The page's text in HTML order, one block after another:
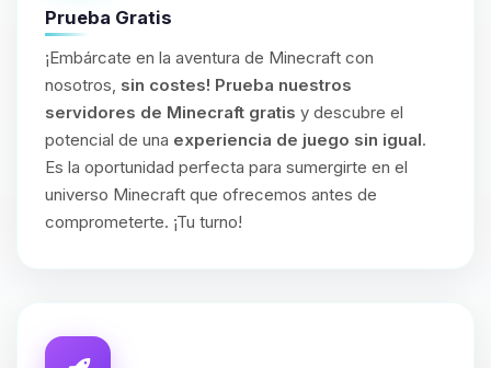
Prueba Gratis
¡Embárcate en la aventura de Minecraft con
nosotros, sin costes! Prueba nuestros
servidores de Minecraft gratis y descubre el
potencial de una experiencia de juego sin igual.
Es la oportunidad perfecta para sumergirte en el
universo Minecraft que ofrecemos antes de
comprometerte. ¡Tu turno!